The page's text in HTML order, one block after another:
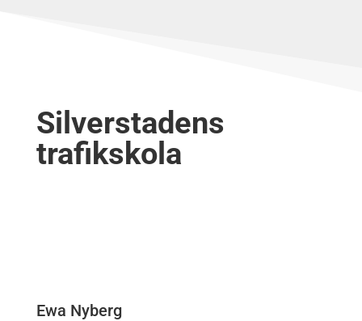
Silverstadens
trafikskola
Ewa Nyberg